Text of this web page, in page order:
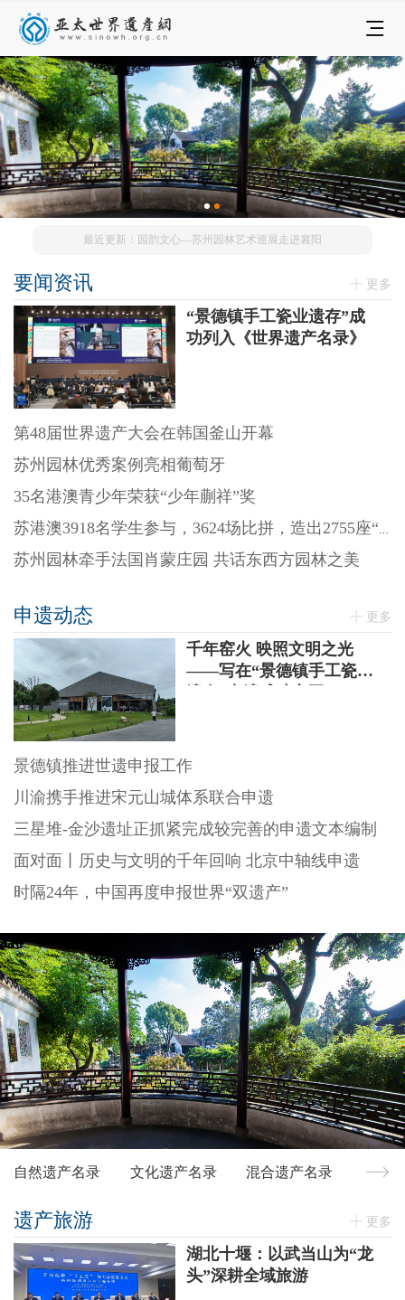
最近更新：园韵文心—苏州园林艺术巡展走进襄阳
要闻资讯 更多
“景德镇手工瓷业遗存”成
功列入《世界遗产名录》
第48届世界遗产大会在韩国釜山开幕
苏州园林优秀案例亮相葡萄牙
35名港澳青少年荣获“少年蒯祥”奖
苏港澳3918名学生参与，3624场比拼，造出2755座“迷你园林”
苏州园林牵手法国肖蒙庄园 共话东西方园林之美
申遗动态 更多
千年窑火 映照文明之光
——写在“景德镇手工瓷业
景德镇推进世遗申报工作
川渝携手推进宋元山城体系联合申遗
三星堆-金沙遗址正抓紧完成较完善的申遗文本编制
面对面丨历史与文明的千年回响 北京中轴线申遗
时隔24年，中国再度申报世界“双遗产”
自然遗产名录 文化遗产名录 混合遗产名录
遗产旅游 更多
湖北十堰：以武当山为“龙
头”深耕全域旅游